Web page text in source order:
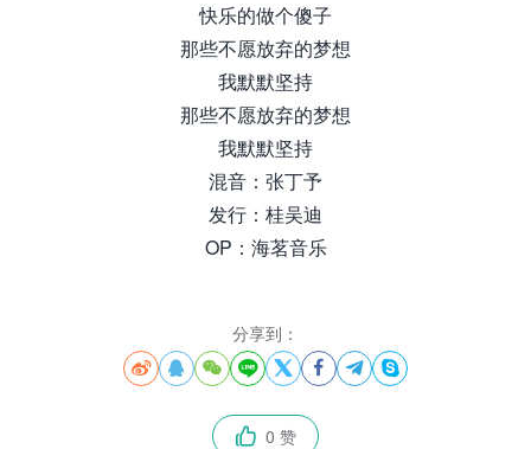
快乐的做个傻子
那些不愿放弃的梦想
我默默坚持
那些不愿放弃的梦想
我默默坚持
混音：张丁予
发行：桂吴迪
OP：海茗音乐
分享到：
       
 0 赞